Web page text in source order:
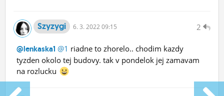
2
Szyzygi 6. 3. 2022 09:15
@lenkaska1 @1 riadne to zhorelo.. chodim kazdy
tyzden okolo tej budovy. tak v pondelok jej zamavam
na rozlucku